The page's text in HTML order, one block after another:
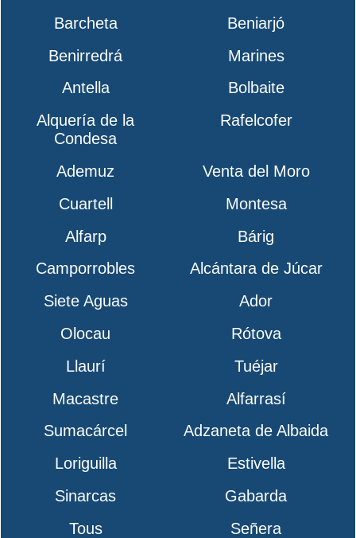
Barcheta
Beniarjó
Benirredrá
Marines
Antella
Bolbaite
Alquería de la
Condesa
Rafelcofer
Ademuz
Venta del Moro
Cuartell
Montesa
Alfarp
Bárig
Camporrobles
Alcántara de Júcar
Siete Aguas
Ador
Olocau
Rótova
Llaurí
Tuéjar
Macastre
Alfarrasí
Sumacárcel
Adzaneta de Albaida
Loriguilla
Estivella
Sinarcas
Gabarda
Tous
Señera